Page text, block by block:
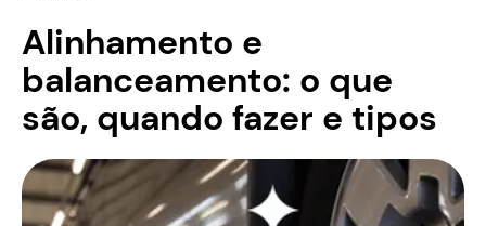
Alinhamento e
balanceamento: o que
são, quando fazer e tipos